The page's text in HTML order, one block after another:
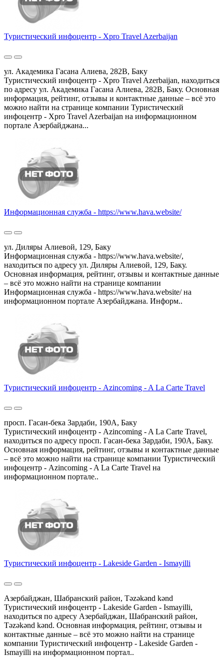
Туристический инфоцентр - Xpro Travel Azerbaijan
ул. Академика Гасана Алиева, 282B, Баку
Туристический инфоцентр - Xpro Travel Azerbaijan, находиться
по адресу ул. Академика Гасана Алиева, 282B, Баку. Основная
информация, рейтинг, отзывы и контактные данные – всё это
можно найти на странице компании Туристический
инфоцентр - Xpro Travel Azerbaijan на информационном
портале Азербайджана...
Информационная служба - https://www.hava.website/
ул. Диляры Алиевой, 129, Баку
Информационная служба - https://www.hava.website/,
находиться по адресу ул. Диляры Алиевой, 129, Баку.
Основная информация, рейтинг, отзывы и контактные данные
– всё это можно найти на странице компании
Информационная служба - https://www.hava.website/ на
информационном портале Азербайджана. Информ..
Туристический инфоцентр - Azincoming - A La Carte Travel
просп. Гасан-бека Зардаби, 190A, Баку
Туристический инфоцентр - Azincoming - A La Carte Travel,
находиться по адресу просп. Гасан-бека Зардаби, 190A, Баку.
Основная информация, рейтинг, отзывы и контактные данные
– всё это можно найти на странице компании Туристический
инфоцентр - Azincoming - A La Carte Travel на
информационном портале..
Туристический инфоцентр - Lakeside Garden - Ismayilli
Азербайджан, Шабранский район, Təzəkənd kənd
Туристический инфоцентр - Lakeside Garden - Ismayilli,
находиться по адресу Азербайджан, Шабранский район,
Təzəkənd kənd. Основная информация, рейтинг, отзывы и
контактные данные – всё это можно найти на странице
компании Туристический инфоцентр - Lakeside Garden -
Ismayilli на информационном портал..